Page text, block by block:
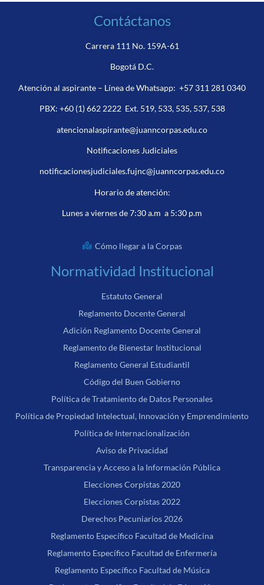
Contáctanos
Carrera 111 No. 159A-61
Bogotá D.C.
Atención al aspirante – Línea de Whatsapp: +57 311 281 0340
PBX: +60 (1) 662 2222Ext. 519, 533, 535, 537, 538
atencionalaspirante@juanncorpas.edu.co
Notificaciones Judiciales
notificacionesjudiciales.fujnc@juanncorpas.edu.co
Horario de atención:
Lunes a viernes de 7:30 a.m a 5:30 p.m
Cómo llegar a la Corpas
Normatividad Institucional
Estatuto General
Reglamento Docente General
Adición Reglamento Docente General
Reglamento de Bienestar Institucional
Reglamento General Estudiantil
Código del Buen Gobierno
Política de Tratamiento de Datos Personales
Política de Propiedad Intelectual, Innovación y Emprendimiento
Política de Internacionalización
Aviso de Privacidad
Transparencia y Acceso a la Información Pública
Elecciones Corpistas 2020
Elecciones Corpistas 2022
Derechos Pecuniarios 2026
Reglamento Específico Facultad de Medicina
Reglamento Específico Facultad de Enfermería
Reglamento Específico Facultad de Música